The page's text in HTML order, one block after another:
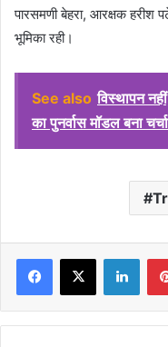
पारसमणी बेहरा, आरक्षक हरीश
भूमिका रही।
See also विस्थापन
का पुनर्वास मॉडल बना
Facebook
X